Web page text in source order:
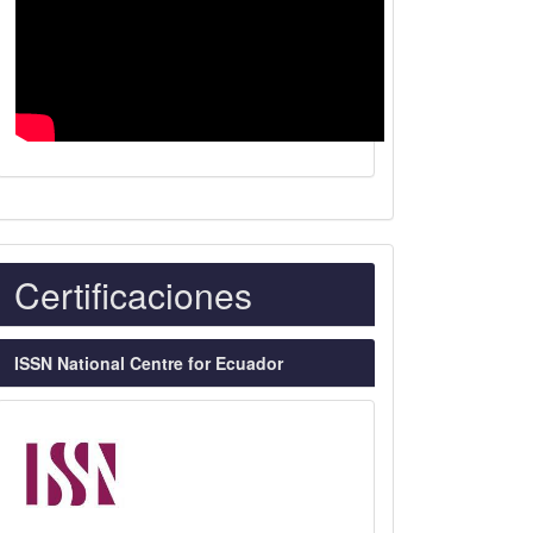
Certificaciones
ISSN National Centre for Ecuador